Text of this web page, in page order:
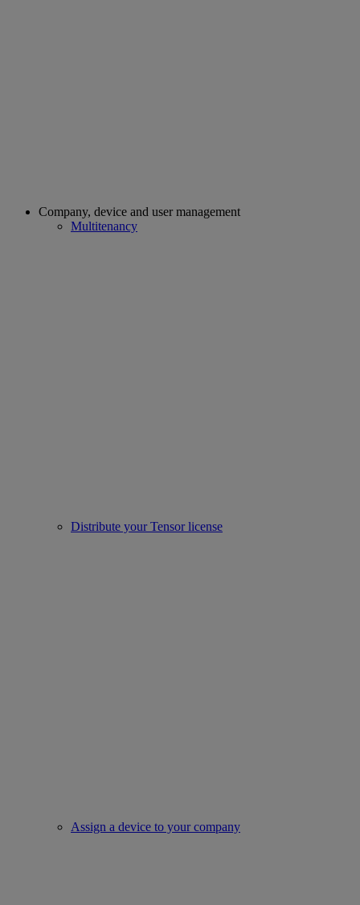
Company, device and user management
Multitenancy
Distribute your Tensor license
Assign a device to your company